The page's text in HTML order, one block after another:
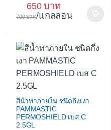
650
700 /แกลลอน
สีน้ำทาภายใน ชนิดกึ่งเงา
PAMMASTIC
PERMOSHIELD เบส C
2.5GL